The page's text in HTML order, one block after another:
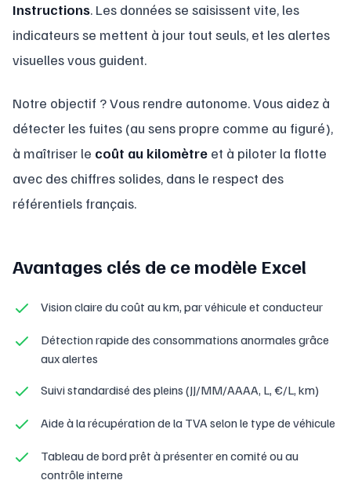
Instructions. Les données se saisissent vite, les
indicateurs se mettent à jour tout seuls, et les alertes
visuelles vous guident.
Notre objectif ? Vous rendre autonome. Vous aidez à
détecter les fuites (au sens propre comme au figuré),
à maîtriser le coût au kilomètre et à piloter la flotte
avec des chiffres solides, dans le respect des
référentiels français.
Avantages clés de ce modèle Excel
Vision claire du coût au km, par véhicule et conducteur
Détection rapide des consommations anormales grâce
aux alertes
Suivi standardisé des pleins (JJ/MM/AAAA, L, €/L, km)
Aide à la récupération de la TVA selon le type de véhicule
Tableau de bord prêt à présenter en comité ou au
contrôle interne